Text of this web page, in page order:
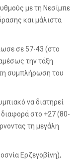
με τη Νεσίμπε
και μάλιστα
σε 57-43 (στο
την τάξη
συμπλήρωση του
να διατηρεί
στο +27 (80-
τη μεγάλη
Ερζεγοβίνη),